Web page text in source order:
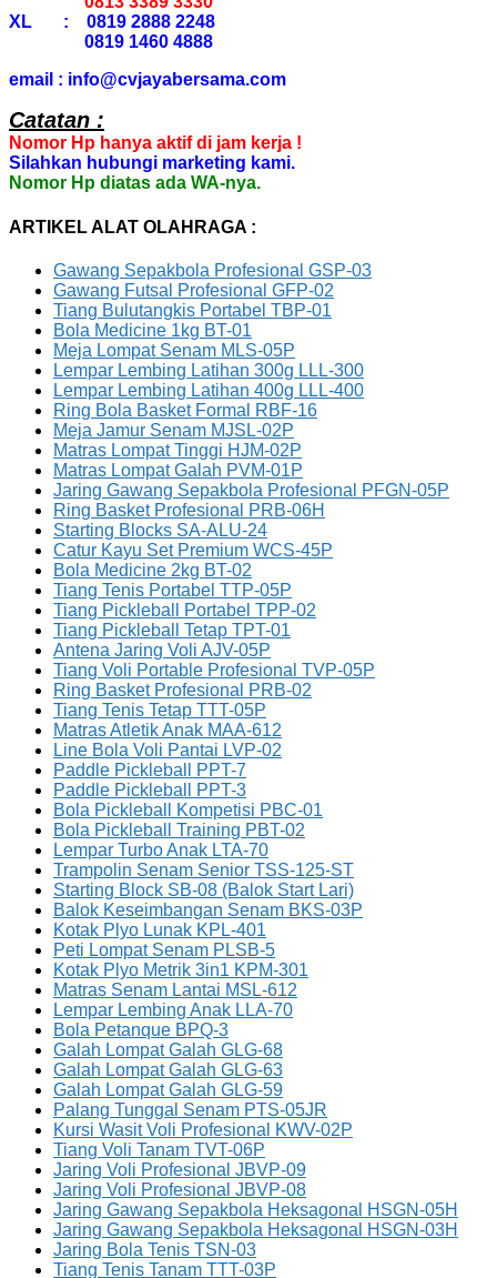
XL : 0819 2888 2248
0819 1460 4888
email : info@cvjayabersama.com
Catatan :
Nomor Hp hanya aktif di jam kerja !
Silahkan hubungi marketing kami.
Nomor Hp diatas ada WA-nya.
ARTIKEL ALAT OLAHRAGA :
Gawang Sepakbola Profesional GSP-03
Gawang Futsal Profesional GFP-02
Tiang Bulutangkis Portabel TBP-01
Bola Medicine 1kg BT-01
Meja Lompat Senam MLS-05P
Lempar Lembing Latihan 300g LLL-300
Lempar Lembing Latihan 400g LLL-400
Ring Bola Basket Formal RBF-16
Meja Jamur Senam MJSL-02P
Matras Lompat Tinggi HJM-02P
Matras Lompat Galah PVM-01P
Jaring Gawang Sepakbola Profesional PFGN-05P
Ring Basket Profesional PRB-06H
Starting Blocks SA-ALU-24
Catur Kayu Set Premium WCS-45P
Bola Medicine 2kg BT-02
Tiang Tenis Portabel TTP-05P
Tiang Pickleball Portabel TPP-02
Tiang Pickleball Tetap TPT-01
Antena Jaring Voli AJV-05P
Tiang Voli Portable Profesional TVP-05P
Ring Basket Profesional PRB-02
Tiang Tenis Tetap TTT-05P
Matras Atletik Anak MAA-612
Line Bola Voli Pantai LVP-02
Paddle Pickleball PPT-7
Paddle Pickleball PPT-3
Bola Pickleball Kompetisi PBC-01
Bola Pickleball Training PBT-02
Lempar Turbo Anak LTA-70
Trampolin Senam Senior TSS-125-ST
Starting Block SB-08 (Balok Start Lari)
Balok Keseimbangan Senam BKS-03P
Kotak Plyo Lunak KPL-401
Peti Lompat Senam PLSB-5
Kotak Plyo Metrik 3in1 KPM-301
Matras Senam Lantai MSL-612
Lempar Lembing Anak LLA-70
Bola Petanque BPQ-3
Galah Lompat Galah GLG-68
Galah Lompat Galah GLG-63
Galah Lompat Galah GLG-59
Palang Tunggal Senam PTS-05JR
Kursi Wasit Voli Profesional KWV-02P
Tiang Voli Tanam TVT-06P
Jaring Voli Profesional JBVP-09
Jaring Voli Profesional JBVP-08
Jaring Gawang Sepakbola Heksagonal HSGN-05H
Jaring Gawang Sepakbola Heksagonal HSGN-03H
Jaring Bola Tenis TSN-03
Tiang Tenis Tanam TTT-03P